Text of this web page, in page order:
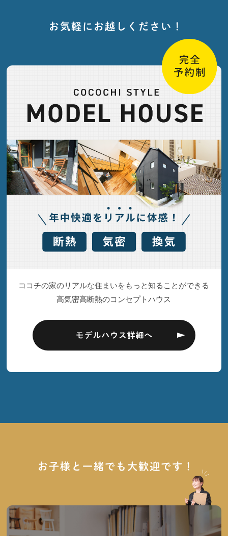
ココチの家のリアルな住まいをもっと知ることができる
高気密高断熱のコンセプトハウス